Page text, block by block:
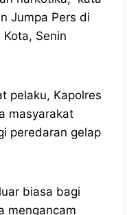
Jumpa Pers di
Senin
pelaku, Kapolres
masyarakat
peredaran gelap
biasa bagi
mengancam